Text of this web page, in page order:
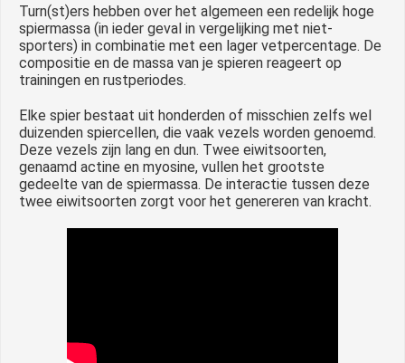
Turn(st)ers hebben over het algemeen een redelijk hoge
spiermassa (in ieder geval in vergelijking met niet-
sporters) in combinatie met een lager vetpercentage. De
compositie en de massa van je spieren reageert op
trainingen en rustperiodes.
Elke spier bestaat uit honderden of misschien zelfs wel
duizenden spiercellen, die vaak vezels worden genoemd.
Deze vezels zijn lang en dun. Twee eiwitsoorten,
genaamd actine en myosine, vullen het grootste
gedeelte van de spiermassa. De interactie tussen deze
twee eiwitsoorten zorgt voor het genereren van kracht.